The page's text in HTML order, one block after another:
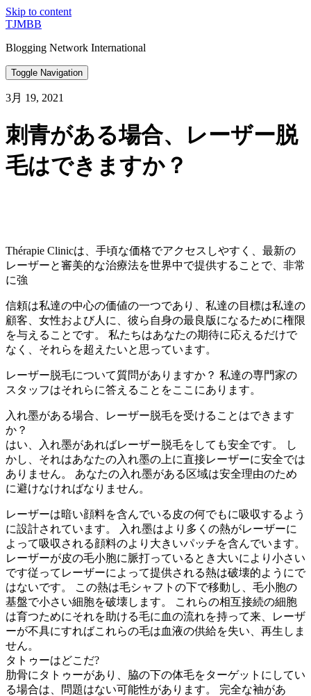
Skip to content
TJMBB
Blogging Network International
Toggle Navigation
3月 19, 2021
刺青がある場合、レーザー脱
毛はできますか？
Thérapie Clinicは、手頃な価格でアクセスしやすく、最新の
レーザーと審美的な治療法を世界中で提供することで、非常
に強
信頼は私達の中心の価値の一つであり、私達の目標は私達の
顧客、女性および人に、彼ら自身の最良版になるために権限
を与えることです。 私たちはあなたの期待に応えるだけで
なく、それらを超えたいと思っています。
レーザー脱毛について質問がありますか？ 私達の専門家の
スタッフはそれらに答えることをここにあります。
入れ墨がある場合、レーザー脱毛を受けることはできます
か？
はい、入れ墨があればレーザー脱毛をしても安全です。 し
かし、それはあなたの入れ墨の上に直接レーザーに安全では
ありません。 あなたの入れ墨がある区域は安全理由のため
に避けなければなりません。
レーザーは暗い顔料を含んでいる皮の何でもに吸収するよう
に設計されています。 入れ墨はより多くの熱がレーザーに
よって吸収される顔料のより大きいパッチを含んでいます。
レーザーが皮の毛小胞に脈打っているとき大いにより小さい
です従ってレーザーによって提供される熱は破壊的ようにで
はないです。 この熱は毛シャフトの下で移動し、毛小胞の
基盤で小さい細胞を破壊します。 これらの相互接続の細胞
は育つためにそれを助ける毛に血の流れを持って来、レーザ
ーが不具にすればこれらの毛は血液の供給を失い、再生しま
せん。
タトゥーはどこだ?
肋骨にタトゥーがあり、脇の下の体毛をターゲットにしてい
る場合は、問題はない可能性があります。 完全な袖があ